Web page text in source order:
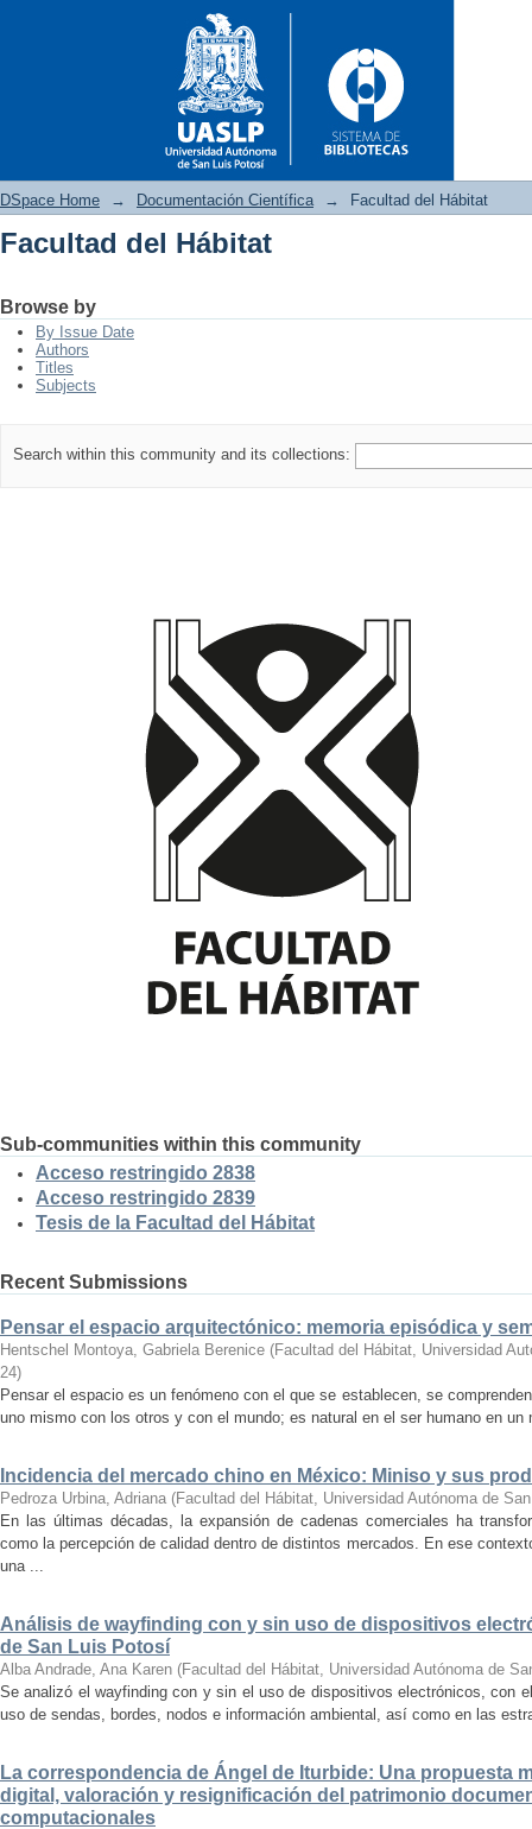
DSpace Home → Documentación Científica → Facultad del Hábitat
Facultad del Hábitat
Browse by
By Issue Date
Authors
Titles
Subjects
Search within this community and its collections:
Sub-communities within this community
Acceso restringido 2838
Acceso restringido 2839
Tesis de la Facultad del Hábitat
Recent Submissions
Pensar el espacio arquitectónico: memoria episódica y
Hentschel Montoya, Gabriela Berenice (Facultad del Hábitat, Universidad
24)
Pensar el espacio es un fenómeno con el que se establecen, se
uno mismo con los otros y con el mundo; es natural en el ser humano en
Incidencia del mercado chino en México: Miniso y sus
Pedroza Urbina, Adriana (Facultad del Hábitat, Universidad Autónoma de
En las últimas décadas, la expansión de cadenas comerciales ha
como la percepción de calidad dentro de distintos mercados. En ese
una ...
Análisis de wayfinding con y sin uso de dispositivos
de San Luis Potosí
Alba Andrade, Ana Karen (Facultad del Hábitat, Universidad Autónoma de
Se analizó el wayfinding con y sin el uso de dispositivos electrónicos, con
uso de sendas, bordes, nodos e información ambiental, así como en las
La correspondencia de Ángel de Iturbide: Una propuesta
digital, valoración y resignificación del patrimonio
computacionales